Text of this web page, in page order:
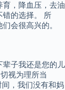
育，降血压，去油
错的选择。 所
会很高兴的。
辈子我还是您的儿
视为理所当
，我们没有和妈